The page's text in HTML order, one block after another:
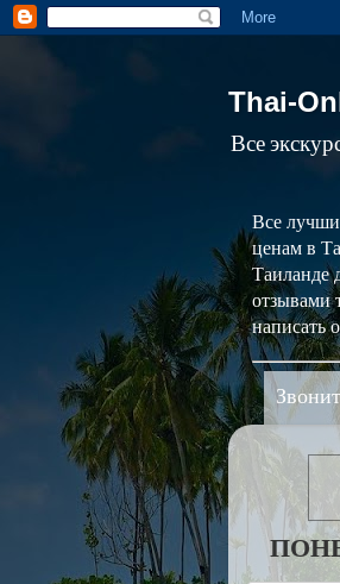
Thai-
Все
Все
ценам в
Таиланде
отзывами
написать